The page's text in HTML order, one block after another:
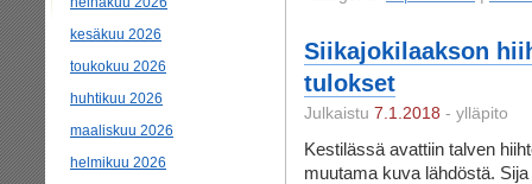
kesäkuu 2026
toukokuu 2026
huhtikuu 2026
maaliskuu 2026
helmikuu 2026
Siikajokilaakson
tulokset
Julkaistu 7.1.2018 - ylläpito
Kestilässä avattiin talven
muutama kuva lähdöstä.